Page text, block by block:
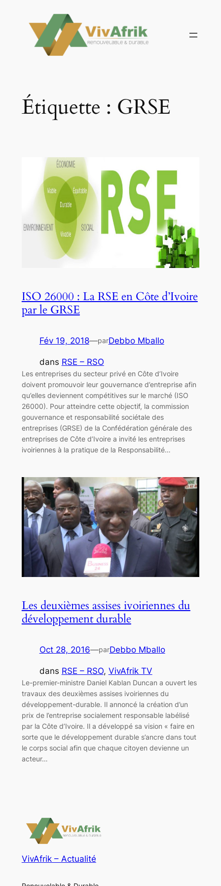
contenu
Étiquette : GRSE
ISO 26000 : La RSE en Côte d’Ivoire
par le GRSE
Fév 19, 2018—parDebbo Mballo
dans RSE – RSO
Les entreprises du secteur privé en Côte d’Ivoire
doivent promouvoir leur gouvernance d’entreprise afin
qu’elles deviennent compétitives sur le marché (ISO
26000). Pour atteindre cette objectif, la commission
gouvernance et responsabilité sociétale des
entreprises (GRSE) de la Confédération générale des
entreprises de Côte d’Ivoire a invité les entreprises
ivoiriennes à la pratique de la Responsabilité…
Les deuxièmes assises ivoiriennes du
développement durable
Oct 28, 2016—parDebbo Mballo
dans RSE – RSO, VivAfrik TV
Le-premier-ministre Daniel Kablan Duncan a ouvert les
travaux des deuxièmes assises ivoiriennes du
développement-durable. Il annoncé la création d’un
prix de l’entreprise socialement responsable labélisé
par la Côte d’Ivoire. Il a développé sa vision « faire en
sorte que le développement durable s’ancre dans tout
le corps social afin que chaque citoyen devienne un
acteur…
VivAfrik – Actualité